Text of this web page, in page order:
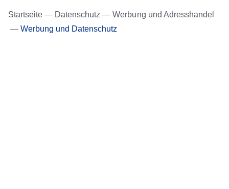
Startseite Datenschutz
Werbung und Adresshandel
Werbung und Datenschutz